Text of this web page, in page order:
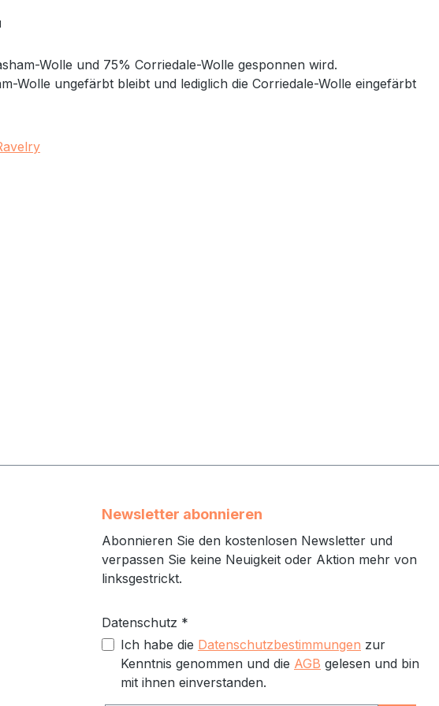
Wolle und 75% Corriedale-Wolle gesponnen wird.
Wolle ungefärbt bleibt und lediglich die Corriedale-Wolle eingefärbt
Newsletter abonnieren
Abonnieren Sie den kostenlosen Newsletter und
verpassen Sie keine Neuigkeit oder Aktion mehr von
linksgestrickt.
Datenschutz *
Ich habe die Datenschutzbestimmungen zur
Kenntnis genommen und die AGB gelesen und bin
mit ihnen einverstanden.